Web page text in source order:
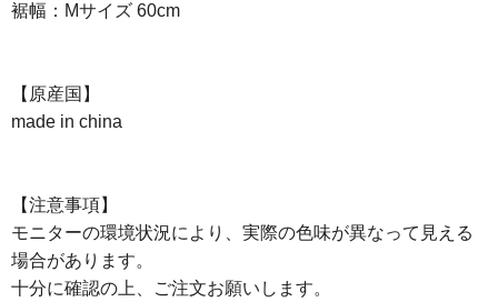
裾幅：Mサイズ 60cm
【原産国】
made in china
【注意事項】
モニターの環境状況により、実際の色味が異なって見える
場合があります。
十分に確認の上、ご注文お願いします。